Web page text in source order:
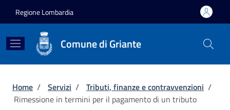
Regione Lombardia
Comune di Griante
Briciole di pane
Home / Servizi / Tributi, finanze e contravvenzioni /
Rimessione in termini per il pagamento di un tributo